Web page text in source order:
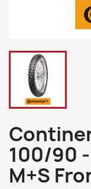
100/90 -
M+S